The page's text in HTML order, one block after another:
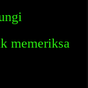
memeriksa